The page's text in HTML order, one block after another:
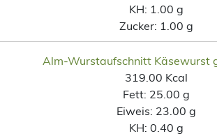
KH: 1.00 g
Zucker: 1.00 g
Alm-Wurstaufschnitt Käsewurst
319.00 Kcal
Fett: 25.00 g
Eiweis: 23.00 g
KH: 0.40 g